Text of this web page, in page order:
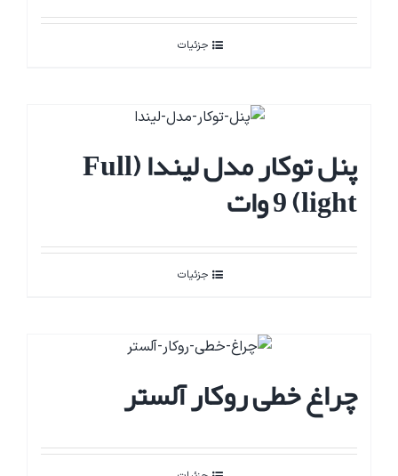
جزئیات
پنل توکار مدل لیندا (Full
light) 9 وات
جزئیات
چراغ خطی روکار آلستر